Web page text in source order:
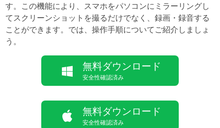
す。この機能により、スマホをパソコンにミラーリングし
てスクリーンショットを撮るだけでなく、録画・録音する
ことができます。では、操作手順についてご紹介しましょ
う。
無料ダウンロード
安全性確認済み
無料ダウンロード
安全性確認済み